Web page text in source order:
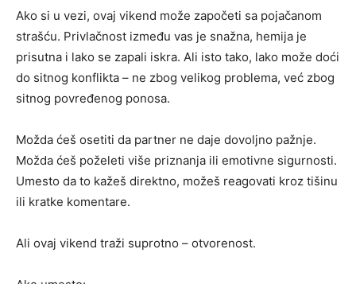
Ako si u vezi, ovaj vikend može započeti sa pojačanom
strašću. Privlačnost između vas je snažna, hemija je
prisutna i lako se zapali iskra. Ali isto tako, lako može doći
do sitnog konflikta – ne zbog velikog problema, već zbog
sitnog povređenog ponosa.
Možda ćeš osetiti da partner ne daje dovoljno pažnje.
Možda ćeš poželeti više priznanja ili emotivne sigurnosti.
Umesto da to kažeš direktno, možeš reagovati kroz tišinu
ili kratke komentare.
Ali ovaj vikend traži suprotno – otvorenost.